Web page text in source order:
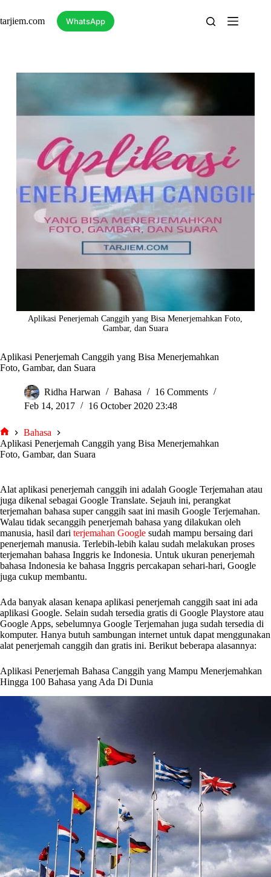
content
tarjiem.com WhatsApp
Aplikasi Penerjemah Canggih yang Bisa Menerjemahkan Foto,
Gambar, dan Suara
Aplikasi Penerjemah Canggih yang Bisa Menerjemahkan
Foto, Gambar, dan Suara
Ridha Harwan Bahasa
16 Comments
Feb 14, 2017
16 October 2020 23:48
tarjiem
Bahasa
Aplikasi Penerjemah Canggih yang Bisa Menerjemahkan
Foto, Gambar, dan Suara
Alat aplikasi penerjemah canggih ini adalah Google Terjemahan atau
juga dikenal sebagai Google Translate. Sejauh ini, perangkat
terjemahan bahasa super canggih saat ini masih Google Terjemahan.
Walau tidak secanggih penerjemah bahasa yang dilakukan oleh
manusia, hasil dari terjemahan Google sudah mampu bersaing dari
penerjemah manusia. Terlebih-lebih kalau sudah melakukan proses
terjemahan bahasa Inggris ke Indonesia. Untuk ukuran penerjemah
bahasa Indonesia ke bahasa Inggris percakapan sehari-hari, Google
juga cukup membantu.
Ada banyak alasan kenapa aplikasi penerjemah canggih saat ini ada
aplikasi Google. Selain sudah tersedia gratis di Google Playstore atau
Google Apps, sebelumnya Google Terjemahan juga sudah tersedia di
komputer. Hanya butuh sambungan internet untuk dapat menggunakan
alat penerjemah canggih dan gratis ini. Berikut beberapa alasannya:
Aplikasi Penerjemah Bahasa Canggih yang Mampu Menerjemahkan
Hingga 100 Bahasa yang Ada Di Dunia